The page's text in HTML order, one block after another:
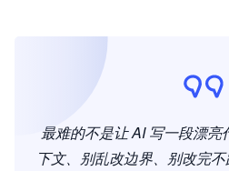
最难的不是让 AI 写一段漂亮
下文、别乱改边界、别改完